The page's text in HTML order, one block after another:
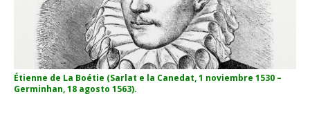
Étienne de La Boétie (Sarlat e la Canedat, 1 noviembre 1530 –
Germinhan, 18 agosto 1563).